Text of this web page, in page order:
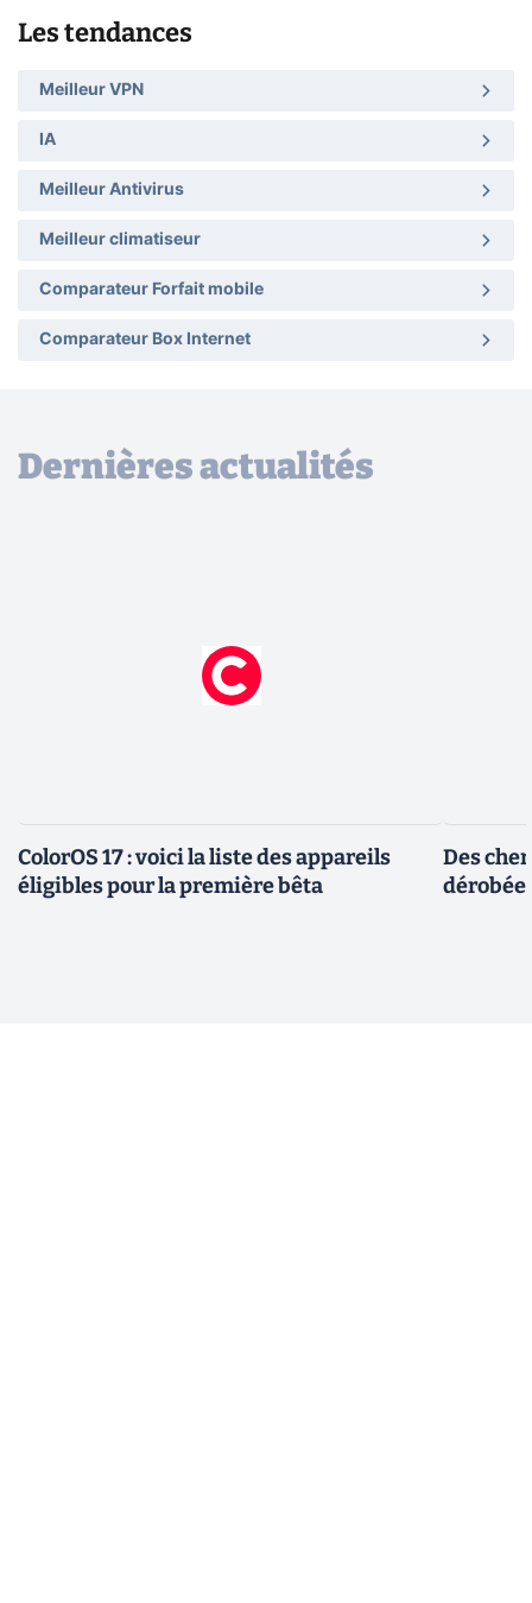
Les tendances
Meilleur VPN
IA
Meilleur Antivirus
Meilleur climatiseur
Comparateur Forfait mobile
Comparateur Box Internet
Dernières actualités
ColorOS 17 : voici la liste des appareils
éligibles pour la première bêta
Des